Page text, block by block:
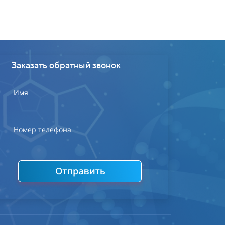
Заказать обратный звонок
Имя
Номер телефона